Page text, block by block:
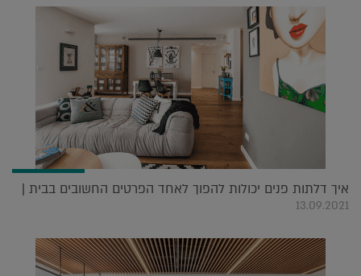
איך דלתות פנים יכולות להפוך לאחד הפרטים החשובים בבית |
13.09.2021